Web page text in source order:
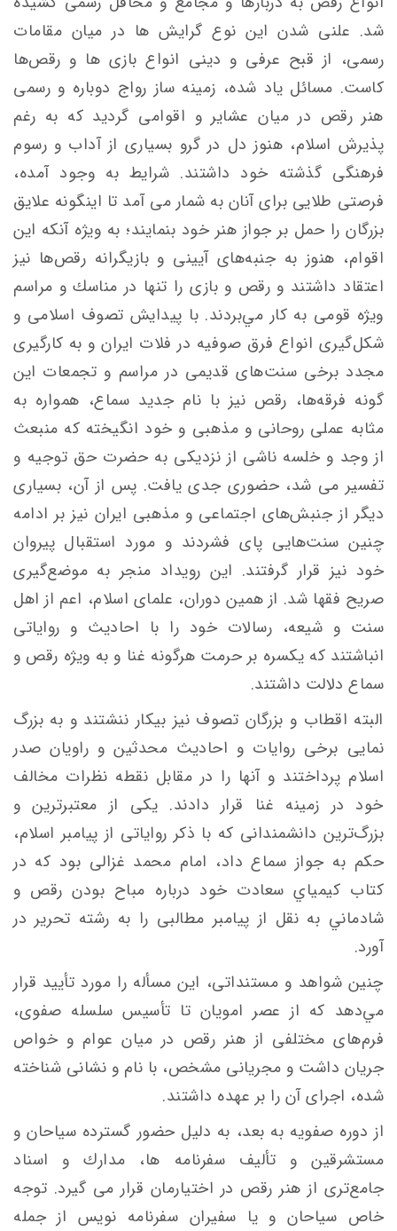
شد. علنی شدن اين نوع گرايش ها در ميان مقامات
رسمی، از قبح عرفی و دينی انواع بازی ها و رقص‌ها
كاست. مسائل ياد شده، زمينه ساز رواج دوباره و رسمی
هنر رقص در ميان عشاير و اقوامی گرديد كه به رغم
پذيرش اسلام، هنوز دل در گرو بسياری از آداب و رسوم
فرهنگی گذشته‌ خود داشتند. شرايط به وجود آمده،
فرصتی طلايی برای آنان به شمار می آمد تا اينگونه علايق
بزرگان را حمل بر جواز هنر خود بنمایند؛ به ویژه آنكه اين
اقوام، هنوز به جنبه‌های آيينی و بازيگرانه‌ رقص‌ها نيز
اعتقاد داشتند و رقص و بازی را تنها در مناسك و مراسم
ويژه‌ قومی به كار مي‌بردند. با پيدايش تصوف اسلامی و
شكل‌گيری انواع فرق صوفيه در فلات ايران و به كارگيری
مجدد برخی سنت‌های قديمی در مراسم و تجمعات اين
گونه فرقه‌ها، رقص نيز با نام جدید سماع، همواره به
مثابه عملی روحانی و مذهبی و خود انگيخته كه منبعث
از وجد و خلسه‌ ناشی از نزديكی به حضرت حق توجيه و
تفسير می شد، حضوری جدی يافت. پس از آن، بسياری
ديگر از جنبش‌های اجتماعی و مذهبی ايران نیز بر ادامه‌
چنين سنت‌هايی پای فشردند و مورد استقبال پيروان
خود نیز قرار گرفتند. اين رويداد منجر به موضع‌گيری
صريح فقها شد. از همين دوران، علمای اسلام، اعم از اهل
سنت و شيعه، رسالات خود را با احاديث و رواياتی
انباشتند كه يكسره بر حرمت هرگونه غنا و به ويژه رقص و
سماع دلالت داشتند.
البته اقطاب و بزرگان تصوف نيز بيكار ننشتند و به بزرگ
نمايی برخی روايات و احاديث محدثين و راويان صدر
اسلام پرداختند و آنها را در مقابل نقطه نظرات مخالف
خود در زمينه‌ غنا قرار دادند. یکی از معتبرترين و
بزرگ‌ترين دانشمندانی كه با ذكر رواياتی از پيامبر اسلام،
حكم به جواز سماع داد، امام محمد غزالی بود که در
کتاب كيمياي سعادت خود درباره‌ مباح بودن رقص و
شادماني به نقل از پیامبر مطالبی را به رشته تحریر در
آورد.
چنین شواهد و مستنداتی، اين مسأله را مورد تأييد قرار
مي‌دهد كه از عصر امويان تا تأسيس سلسله صفوی،
فرم‌های مختلفی از هنر رقص در ميان عوام و خواص
جريان داشت و مجريانی مشخص، با نام و نشانی شناخته
شده، اجرای آن را بر عهده داشتند.
از دوره صفویه به بعد، به دليل حضور گسترده‌ سياحان و
مستشرقين و تأليف سفرنامه ها، مدارك و اسناد
جامع‌تری از هنر رقص در اختيارمان قرار می گيرد. توجه
خاص سياحان و يا سفيران سفرنامه نويس از جمله